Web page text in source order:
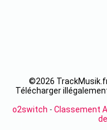
©2026
Télécharger
o2switch - Classement